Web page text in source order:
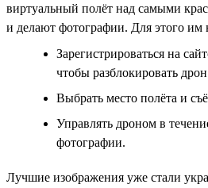
виртуальный полёт над самыми
и делают фотографии. Для этого им
Зарегистрироваться на
чтобы разблокировать
Выбрать место полёта и
Управлять дроном в
фотографии.
Лучшие изображения уже стали